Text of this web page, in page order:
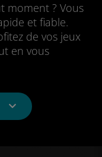
moment ? Vous
et fiable.
de vos jeux
en vous